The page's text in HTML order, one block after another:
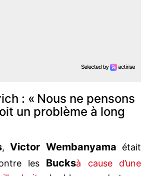
: « Nous ne pensons
un problème à long
,Victor Wembanyama était
les Bucksà cause d’une